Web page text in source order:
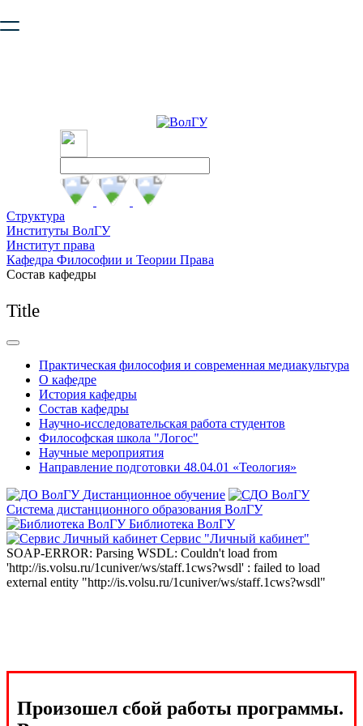
безопасную работу с сайтом. Пожалуйста
Структура
Институты ВолГУ
Институт права
Кафедра Философии и Теории Права
Состав кафедры
Title
Практическая философия и современная медиакультура
О кафедре
История кафедры
Состав кафедры
Научно-исследовательская работа студентов
Философская школа "Логос"
Научные мероприятия
Направление подготовки 48.04.01 «Теология»
Дистанционное обучение
Система дистанционного образования ВолГУ
Библиотека ВолГУ
Сервис "Личный кабинет"
SOAP-ERROR: Parsing WSDL: Couldn't load from
'http://is.volsu.ru/1cuniver/ws/staff.1cws?wsdl' : failed to load
external entity "http://is.volsu.ru/1cuniver/ws/staff.1cws?wsdl"
Произошел сбой работы программы.